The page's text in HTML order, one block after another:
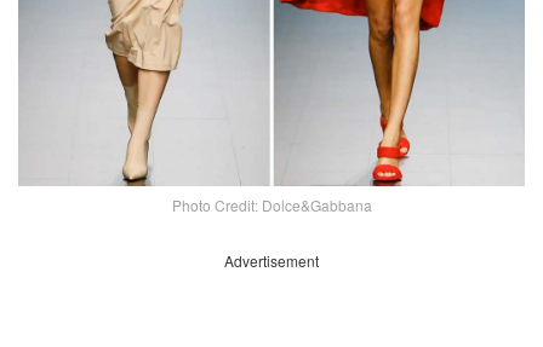
Photo Credit: Dolce&Gabbana
Advertisement